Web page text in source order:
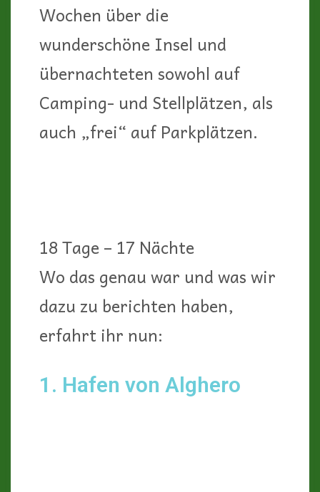
Wochen über die
wunderschöne Insel und
übernachteten sowohl auf
Camping- und Stellplätzen, als
auch „frei“ auf Parkplätzen.
18 Tage – 17 Nächte
Wo das genau war und was wir
dazu zu berichten haben,
erfahrt ihr nun:
1. Hafen von Alghero